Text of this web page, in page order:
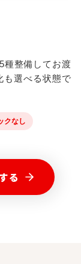
種整備してお渡
も選べる状態で
クなし
る